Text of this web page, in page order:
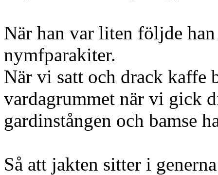
När han var liten följde
nymfparakiter.
När vi satt och drack kaffe
vardagrummet när vi gick
gardinstången och bamse
Så att jakten sitter i